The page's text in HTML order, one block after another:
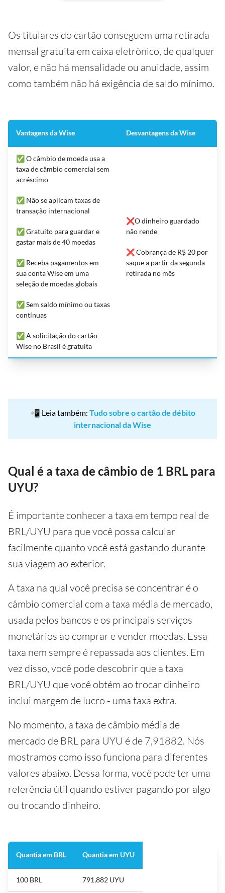
Os titulares do cartão conseguem uma retirada
mensal gratuita em caixa eletrônico, de qualquer
valor, e não há mensalidade ou anuidade, assim
como também não há exigência de saldo mínimo.
Vantagens da Wise Desvantagens da Wise
✅ O câmbio de moeda usa a
taxa de câmbio comercial sem
acréscimo
✅ Não se aplicam taxas de
transação internacional
✅ Gratuito para guardar e
gastar mais de 40 moedas
✅ Receba pagamentos em
sua conta Wise em uma
seleção de moedas globais
✅ Sem saldo mínimo ou taxas
contínuas
✅ A solicitação do cartão
Wise no Brasil é gratuita
❌O dinheiro guardado
não rende
❌ Cobrança de R$ 20 por
saque a partir da segunda
retirada no mês
📲 Leia também: Tudo sobre o cartão de débito
internacional da Wise
Qual é a taxa de câmbio de 1 BRL para
UYU?
É importante conhecer a taxa em tempo real de
BRL/UYU para que você possa calcular
facilmente quanto você está gastando durante
sua viagem ao exterior.
A taxa na qual você precisa se concentrar é o
câmbio comercial com a taxa média de mercado,
usada pelos bancos e os principais serviços
monetários ao comprar e vender moedas. Essa
taxa nem sempre é repassada aos clientes. Em
vez disso, você pode descobrir que a taxa
BRL/UYU que você obtém ao trocar dinheiro
inclui margem de lucro - uma taxa extra.
No momento, a taxa de câmbio média de
mercado de BRL para UYU é de 7,91882. Nós
mostramos como isso funciona para diferentes
valores abaixo. Dessa forma, você pode ter uma
referência útil quando estiver pagando por algo
ou trocando dinheiro.
Quantia em BRL Quantia em UYU
100 BRL 791,882 UYU